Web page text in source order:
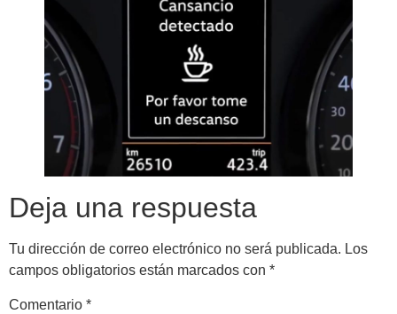
Deja una respuesta
Tu dirección de correo electrónico no será publicada. Los
campos obligatorios están marcados con *
Comentario *